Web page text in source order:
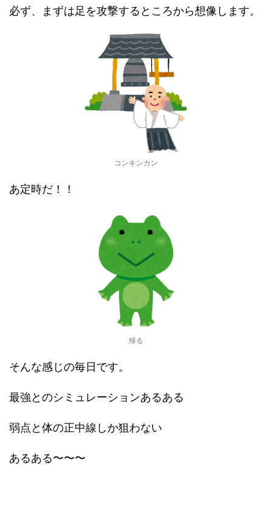
必ず、まずは足を攻撃するところから想像します。
コンキンカン
あ定時だ！！
帰る
そんな感じの毎日です。
最強とのシミュレーションあるある
弱点と体の正中線しか狙わない
あるある〜〜〜